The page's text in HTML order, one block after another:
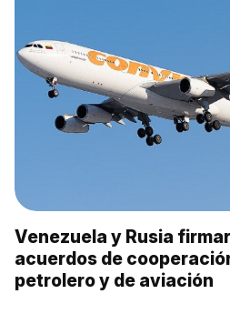
Venezuela y Rusia
acuerdos de
petrolero y de aviación